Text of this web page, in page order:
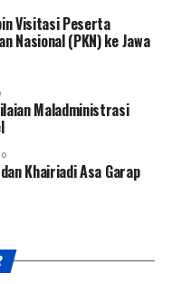
Visitasi Peserta
Nasional (PKN) ke Jawa
Maladministrasi
Khairiadi Asa Garap